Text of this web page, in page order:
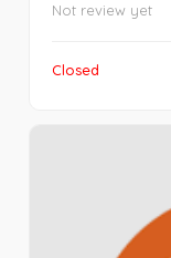
Not review yet
Closed